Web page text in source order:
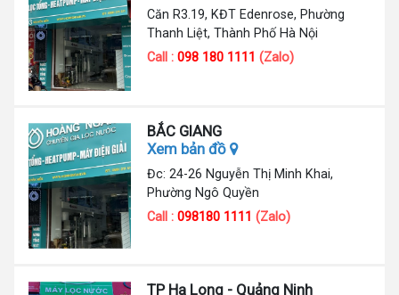
Căn R3.19, KĐT Edenrose, Phường
Thanh Liệt, Thành Phố Hà Nội
Call :098 180 1111 (Zalo)
BẮC GIANG
Xem bản đồ
Đc: 24-26 Nguyễn Thị Minh Khai,
Phường Ngô Quyền
Call :098180 1111 (Zalo)
TP Hạ Long - Quảng Ninh